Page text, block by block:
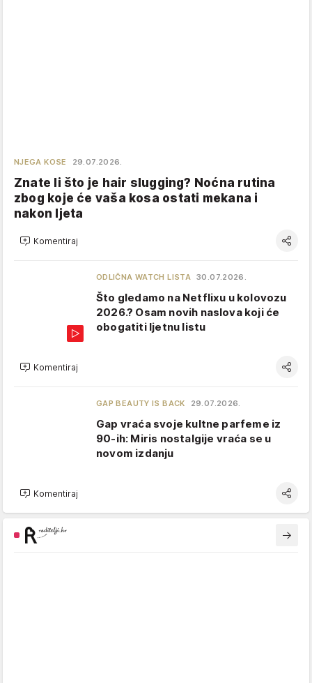
NJEGA KOSE 29.07.2026.
Znate li što je hair slugging? Noćna rutina
zbog koje će vaša kosa ostati mekana i
nakon ljeta
Komentiraj
ODLIČNA WATCH LISTA 30.07.2026.
Što gledamo na Netflixu u kolovozu
2026.? Osam novih naslova koji će
obogatiti ljetnu listu
Komentiraj
GAP BEAUTY IS BACK 29.07.2026.
Gap vraća svoje kultne parfeme iz
90-ih: Miris nostalgije vraća se u
novom izdanju
Komentiraj